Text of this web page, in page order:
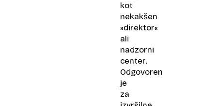
kot
nekakšen
»direktor«
ali
nadzorni
center.
Odgovoren
je
za